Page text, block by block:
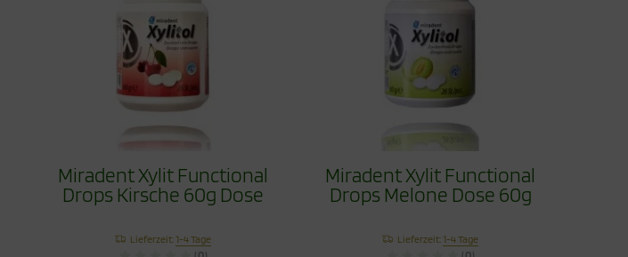
Miradent Xylit Functional
Drops Kirsche 60g Dose
Lieferzeit:1-4 Tage
Miradent Xylit Functional
Drops Melone Dose 60g
Lieferzeit:1-4 Tage